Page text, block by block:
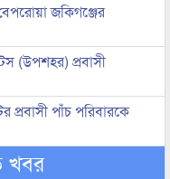
জকিগঞ্জের
(উপশহর) প্রবাসী
প্রবাসী পাঁচ পরিবারকে
খবর